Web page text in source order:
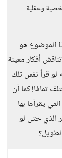
وعقلية
الموضوع هو
أفكار معينة
لو قرأ نفس تلك
تمامًا! كما أن
يقرأها بها
الذي حتى لو